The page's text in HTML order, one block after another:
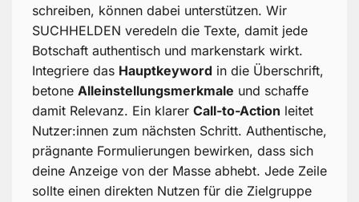
schreiben, können dabei unterstützen. Wir
SUCHHELDEN veredeln die Texte, damit jede
Botschaft authentisch und markenstark wirkt.
Integriere das Hauptkeyword in die Überschrift,
betone Alleinstellungsmerkmale und schaffe
damit Relevanz. Ein klarer Call-to-Action leitet
Nutzer:innen zum nächsten Schritt. Authentische,
prägnante Formulierungen bewirken, dass sich
deine Anzeige von der Masse abhebt. Jede Zeile
sollte einen direkten Nutzen für die Zielgruppe